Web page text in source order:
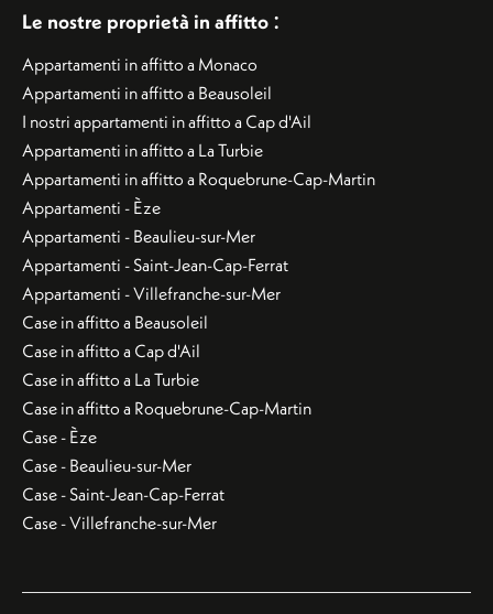
Le nostre proprietà in affitto :
Appartamenti in affitto a Monaco
Appartamenti in affitto a Beausoleil
I nostri appartamenti in affitto a Cap d'Ail
Appartamenti in affitto a La Turbie
Appartamenti in affitto a Roquebrune-Cap-Martin
Appartamenti - Èze
Appartamenti - Beaulieu-sur-Mer
Appartamenti - Saint-Jean-Cap-Ferrat
Appartamenti - Villefranche-sur-Mer
Case in affitto a Beausoleil
Case in affitto a Cap d'Ail
Case in affitto a La Turbie
Case in affitto a Roquebrune-Cap-Martin
Case - Èze
Case - Beaulieu-sur-Mer
Case - Saint-Jean-Cap-Ferrat
Case - Villefranche-sur-Mer